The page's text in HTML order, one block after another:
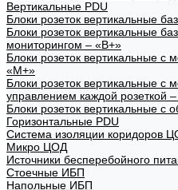
Вертикальные PDU
Блоки розеток вертикальные
Блоки розеток вертикальные
мониторингом – «В+»
Блоки розеток вертикальные с
«М+»
Блоки розеток вертикальные с
управлением каждой розеткой
Блоки розеток вертикальные
Горизонтальные PDU
Система изоляции коридоров
Микро ЦОД
Источники бесперебойного
Стоечные ИБП
Напольные ИБП